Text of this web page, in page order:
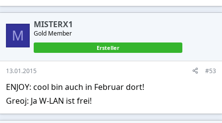
M
MISTERX1
Gold Member
Ersteller
13.01.2015 #53
ENJOY: cool bin auch in Februar dort!
Greoj: Ja W-LAN ist frei!